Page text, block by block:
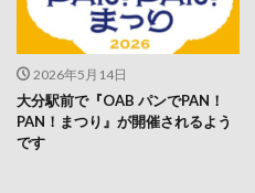
2026年5月14日
大分駅前で『OAB パンでPAN！
PAN！まつり』が開催されるよう
です